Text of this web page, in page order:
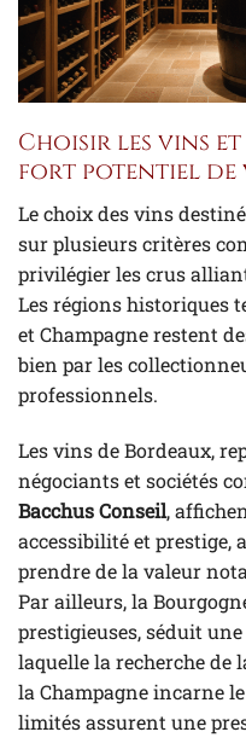
Choisir les vins
fort potentiel de
Le choix des vins
sur plusieurs critères
privilégier les crus
Les régions historiques
et Champagne restent
bien par les
professionnels.
Les vins de Bordeaux,
négociants et sociétés
Bacchus Conseil,
accessibilité et prestige,
prendre de la valeur
Par ailleurs, la
prestigieuses, séduit
laquelle la recherche de
la Champagne incarne
limités assurent une